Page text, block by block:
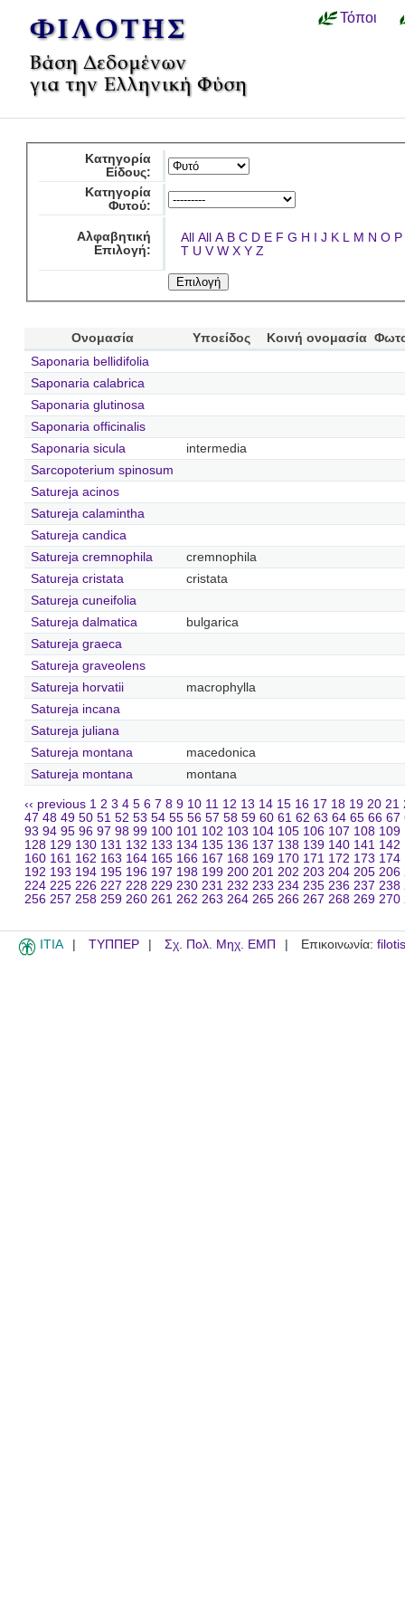
Τόποι
Κατηγορία
Είδους:
Κατηγορία
Φυτού:
Αλφαβητική
Επιλογή:
All All A B C D E F G H I J K L M N O P
T U V W X Y Z
Ονομασία Υποείδος Κοινή ονομασία
Saponaria bellidifolia
Saponaria calabrica
Saponaria glutinosa
Saponaria officinalis
Saponaria sicula
intermedia
Sarcopoterium spinosum
Satureja acinos
Satureja calamintha
Satureja candica
Satureja cremnophila
cremnophila
Satureja cristata
cristata
Satureja cuneifolia
Satureja dalmatica
bulgarica
Satureja graeca
Satureja graveolens
Satureja horvatii
macrophylla
Satureja incana
Satureja juliana
Satureja montana
macedonica
Satureja montana
montana
‹‹ previous 1 2 3 4 5 6 7 8 9 10 11 12 13 14 15 16 17 18 19 20 21
47 48 49 50 51 52 53 54 55 56 57 58 59 60 61 62 63 64 65 66 67
93 94 95 96 97 98 99 100 101 102 103 104 105 106 107 108 109
128 129 130 131 132 133 134 135 136 137 138 139 140 141 142
160 161 162 163 164 165 166 167 168 169 170 171 172 173 174
192 193 194 195 196 197 198 199 200 201 202 203 204 205 206
224 225 226 227 228 229 230 231 232 233 234 235 236 237 238
256 257 258 259 260 261 262 263 264 265 266 267 268 269 270
ITIA ΤΥΠΠΕΡ Σχ. Πολ. Μηχ. ΕΜΠ Επικοινωνία: